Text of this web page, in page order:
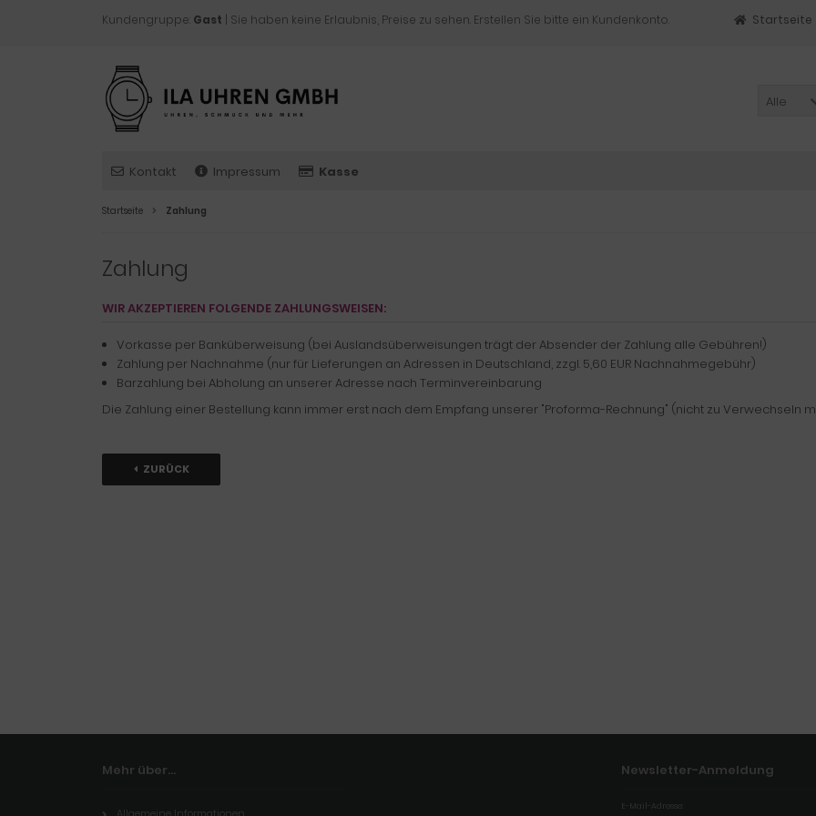
Kundengruppe: Gast | Sie haben keine Erlaubnis, Preise zu sehen. Erstellen Sie bitte ein Kundenkonto. Startseite
Alle
Kontakt Impressum Kasse
Startseite Zahlung
Zahlung
WIR AKZEPTIEREN FOLGENDE ZAHLUNGSWEISEN:
Vorkasse per Banküberweisung (bei Auslandsüberweisungen trägt der Absender der Zahlung alle Gebühren!)
Zahlung per Nachnahme (nur für Lieferungen an Adressen in Deutschland, zzgl. 5,60 EUR Nachnahmegebühr)
Barzahlung bei Abholung an unserer Adresse nach Terminvereinbarung
Die Zahlung einer Bestellung kann immer erst nach dem Empfang unserer "Proforma-Rechnung" (nicht zu
ZURÜCK
Mehr über... Newsletter-Anmeldung
E-Mail-Adresse: